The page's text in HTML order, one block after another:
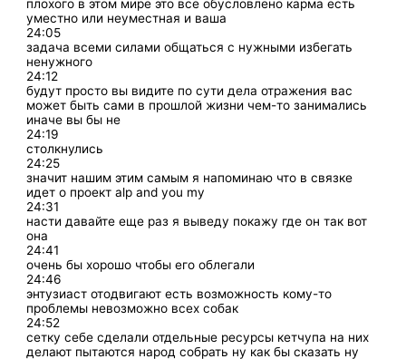
плохого в этом мире это все обусловлено карма есть
уместно или неуместная и ваша
24:05
задача всеми силами общаться с нужными избегать
ненужного
24:12
будут просто вы видите по сути дела отражения вас
может быть сами в прошлой жизни чем-то занимались
иначе вы бы не
24:19
столкнулись
24:25
значит нашим этим самым я напоминаю что в связке
идет о проект alp and you my
24:31
насти давайте еще раз я выведу покажу где он так вот
она
24:41
очень бы хорошо чтобы его облегали
24:46
энтузиаст отодвигают есть возможность кому-то
проблемы невозможно всех собак
24:52
сетку себе сделали отдельные ресурсы кетчупа на них
делают пытаются народ собрать ну как бы сказать ну